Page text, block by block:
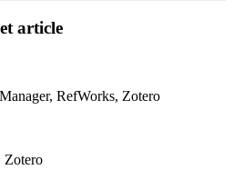
article
RefWorks, Zotero
Zotero